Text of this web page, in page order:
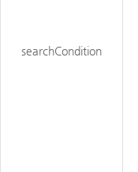
searchCondition